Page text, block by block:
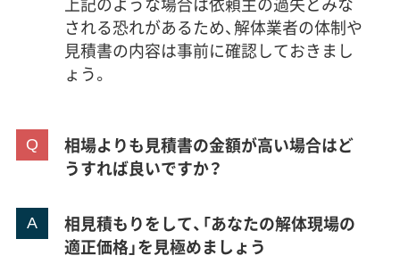
される恐れがあるため、解体業者の体制や
見積書の内容は事前に確認しておきまし
ょう。
相場よりも見積書の金額が高い場合はど
うすれば良いですか？
相見積もりをして、「あなたの解体現場の
適正価格」を見極めましょう